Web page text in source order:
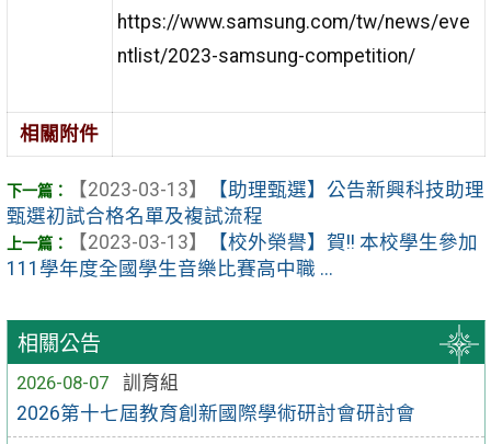
相關公告
2026-08-07
訓育組
2026第十七屆教育創新國際學術研討會研討會
https://www.samsung.com/tw/news/eve
ntlist/2023-samsung-competition/
相關附件
【2023-03-13】
【助理甄選】公告新興科技助理
甄選初試合格名單及複試流程
【2023-03-13】
【校外榮譽】賀!! 本校學生參加
111學年度全國學生音樂比賽高中職 ...